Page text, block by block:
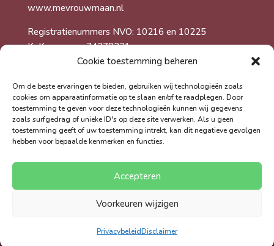
Cookie toestemming beheren
Om de beste ervaringen te bieden, gebruiken wij technologieën zoals
cookies om apparaatinformatie op te slaan en/of te raadplegen. Door
toestemming te geven voor deze technologieën kunnen wij gegevens
zoals surfgedrag of unieke ID's op deze site verwerken. Als u geen
toestemming geeft of uw toestemming intrekt, kan dit negatieve gevolgen
hebben voor bepaalde kenmerken en functies.
Accepteren
Voorkeuren wijzigen
PrivacybeleidDisclaimer
www.mevrouwmaan.nl
Registratienummers NVO: 10216 en 10225
KvK-nummer: 74278231
Foto’s gemaakt door Martijn Gerritsen
Cookiebeleid
Privacybeleid
Algemene voorwaarden
Algemene Voorwaarden trainingen
© 2026 Deze website draait op het websitesysteem